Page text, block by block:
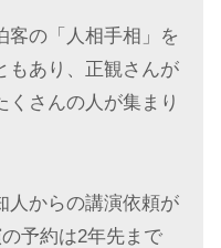
客の「人相手相」を
もあり、正観さんが
くさんの人が集まり
人からの講演依頼が
予約は2年先まで